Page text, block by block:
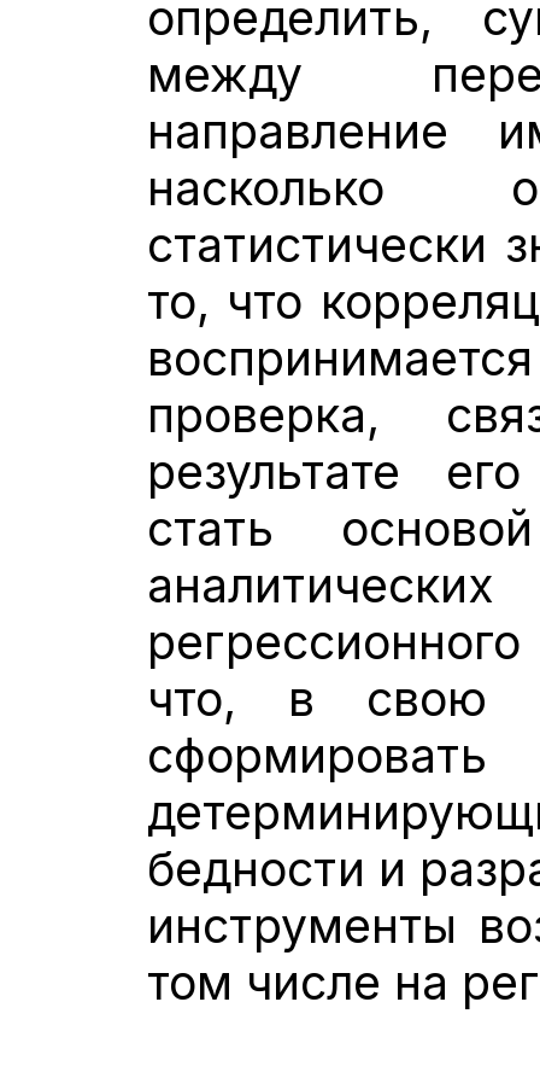
определить,
между
направление
статистически
то, что
проверка,
результате
стать
что, в свою
бедности и
инструменты
том числе на